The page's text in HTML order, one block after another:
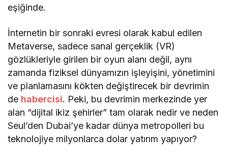
eşiğinde.
İnternetin bir sonraki evresi olarak kabul edilen
Metaverse, sadece sanal gerçeklik (VR)
gözlükleriyle girilen bir oyun alanı değil, aynı
zamanda fiziksel dünyamızın işleyişini, yönetimini
ve planlamasını kökten değiştirecek bir devrimin
de habercisi. Peki, bu devrimin merkezinde yer
alan “dijital ikiz şehirler” tam olarak nedir ve neden
Seul’den Dubai’ye kadar dünya metropolleri bu
teknolojiye milyonlarca dolar yatırım yapıyor?